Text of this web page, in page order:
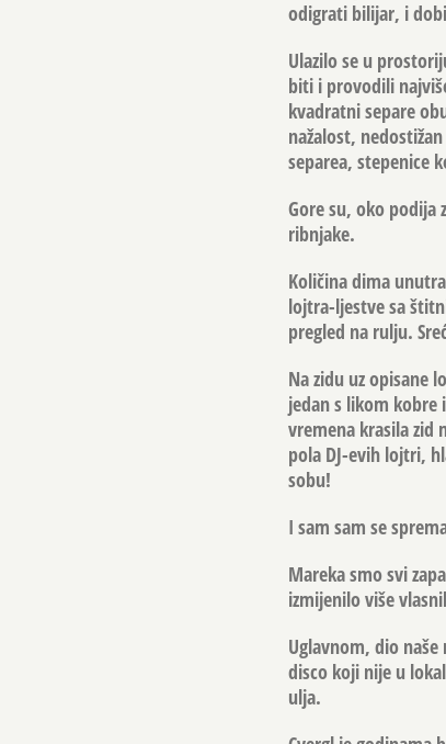
odigrati bilijar, i
Ulazilo se u
biti i provodili
kvadratni separe
nažalost,
separea, stepenice
Gore su, oko podija
ribnjake.
Količina dima
lojtra-ljestve sa
pregled na rulju.
Na zidu uz opisane
jedan s likom kobre
vremena krasila zid
pola DJ-evih lojtri,
sobu!
I sam sam se
Mareka smo svi
izmijenilo više
Uglavnom, dio
disco koji nije u
ulja.